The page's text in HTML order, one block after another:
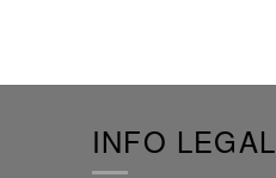
INFO LEGAL